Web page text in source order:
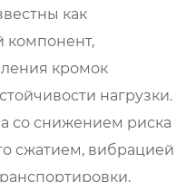
как
компонент,
кромок
нагрузки.
со снижением риска
сжатием, вибрацией